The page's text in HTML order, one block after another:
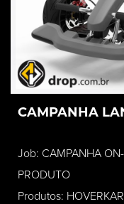
CAMPANHA
Job: CAMPANHA
PRODUTO
Produtos: